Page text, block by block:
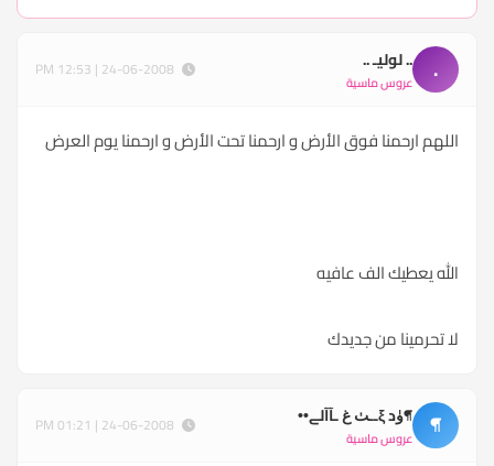
. .. لوليـ ..
عروس ماسية
اللهم ارحمنا فوق الأرض و ارحمنا تحت الأرض و ارحمنا يوم العرض
الله يعطيك الف عافيه
لا تحرمينا من جديدك
¶ ¶ۈد ξــٺ ﻍ ـآآلے••
عروس ماسية